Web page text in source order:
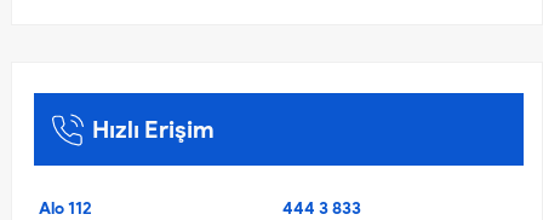
Hızlı Erişim
Alo 112
444 3 833